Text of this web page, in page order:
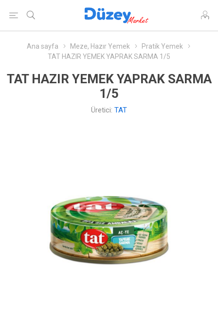
Ana sayfa Meze, Hazır Yemek
Pratik Yemek
TAT HAZIR YEMEK YAPRAK SARMA 1/5
TAT HAZIR YEMEK YAPRAK SARMA
1/5
Üretici: TAT